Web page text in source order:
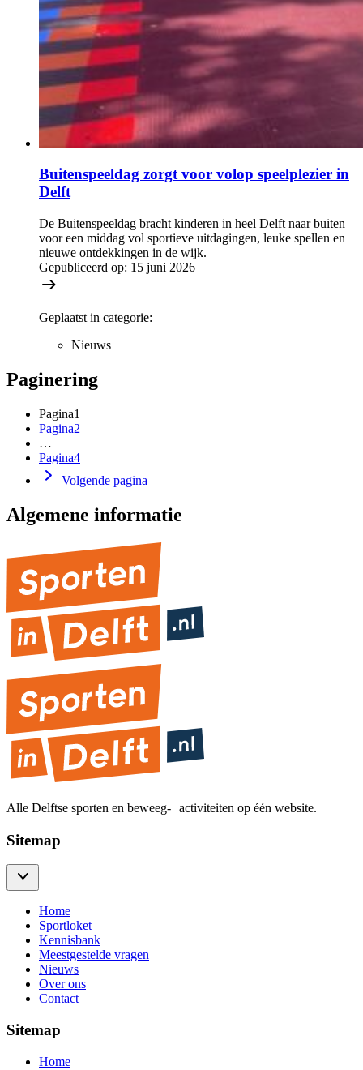
Buitenspeeldag zorgt voor volop speelplezier in
Delft
De Buitenspeeldag bracht kinderen in heel Delft naar buiten
voor een middag vol sportieve uitdagingen, leuke spellen en
nieuwe ontdekkingen in de wijk.
Gepubliceerd op: 15 juni 2026
Geplaatst in categorie:
Nieuws
Paginering
Pagina1
Pagina2
…
Pagina4
Volgende pagina
Algemene informatie
Alle Delftse sporten en beweeg- activiteiten op één website.
Sitemap
Home
Sportloket
Kennisbank
Meestgestelde vragen
Nieuws
Over ons
Contact
Sitemap
Home